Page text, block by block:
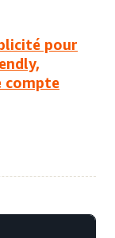
pour
compte